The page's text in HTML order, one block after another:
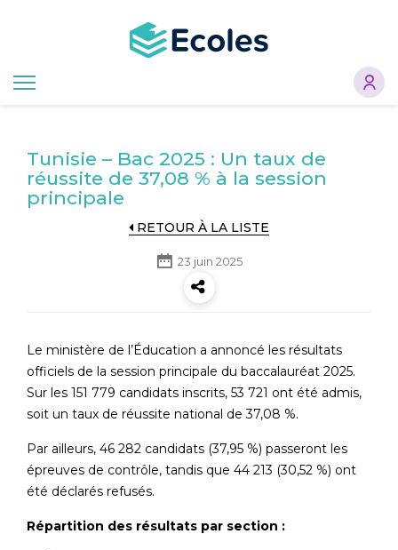
principal
Tunisie – Bac 2025 : Un taux de
réussite de 37,08 % à la session
principale
RETOUR À LA LISTE
23 juin 2025
Le ministère de l’Éducation a annoncé les résultats
officiels de la session principale du baccalauréat 2025.
Sur les 151 779 candidats inscrits, 53 721 ont été admis,
soit un taux de réussite national de 37,08 %.
Par ailleurs, 46 282 candidats (37,95 %) passeront les
épreuves de contrôle, tandis que 44 213 (30,52 %) ont
été déclarés refusés.
Répartition des résultats par section :